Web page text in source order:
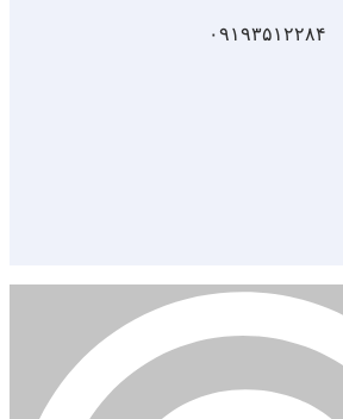
۰۹۱۹۳۵۱۲۲۸۴